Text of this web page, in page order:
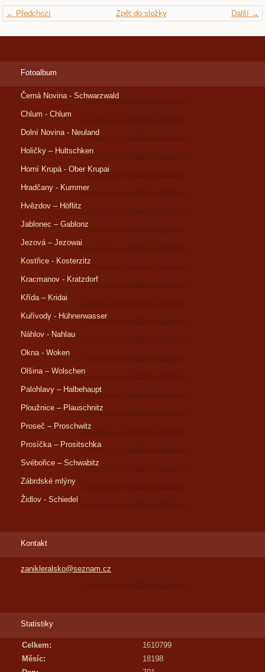
← Předchozí Další →
Zpět do složky
Fotoalbum
Černá Novina - Schwarzwald
Chlum - Chlum
Dolní Novina - Neuland
Holičky – Hultschken
Horní Krupá - Ober Krupai
Hradčany - Kummer
Hvězdov – Höflitz
Jablonec – Gablonz
Jezová – Jezowai
Kostřice - Kosterzitz
Kracmanov - Kratzdorf
Křída – Kridai
Kuřívody - Hühnerwasser
Náhlov - Nahlau
Okna - Woken
Olšina – Wolschen
Palohlavy – Halbehaupt
Ploužnice – Plauschnitz
Proseč – Proschwitz
Prosíčka – Prositschka
Svébořice – Schwabitz
Zábrdské mlýny
Židlov - Schiedel
Kontakt
zanikleralsko@seznam.cz
Statistiky
Celkem:
1610799
Měsíc:
18198